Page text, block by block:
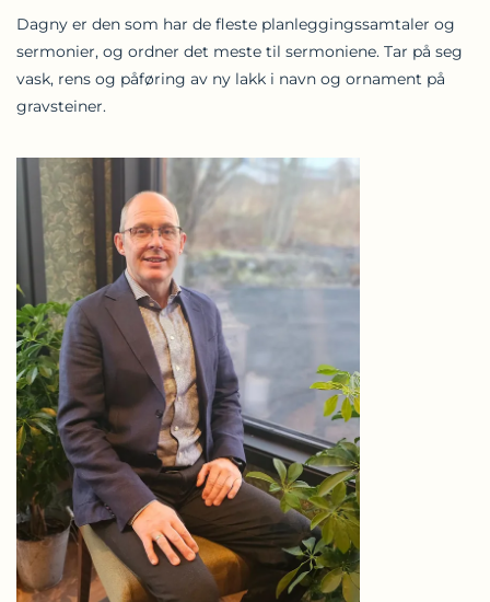
Dagny er den som har de fleste planleggingssamtaler og
sermonier, og ordner det meste til sermoniene. Tar på seg
vask, rens og påføring av ny lakk i navn og ornament på
gravsteiner.